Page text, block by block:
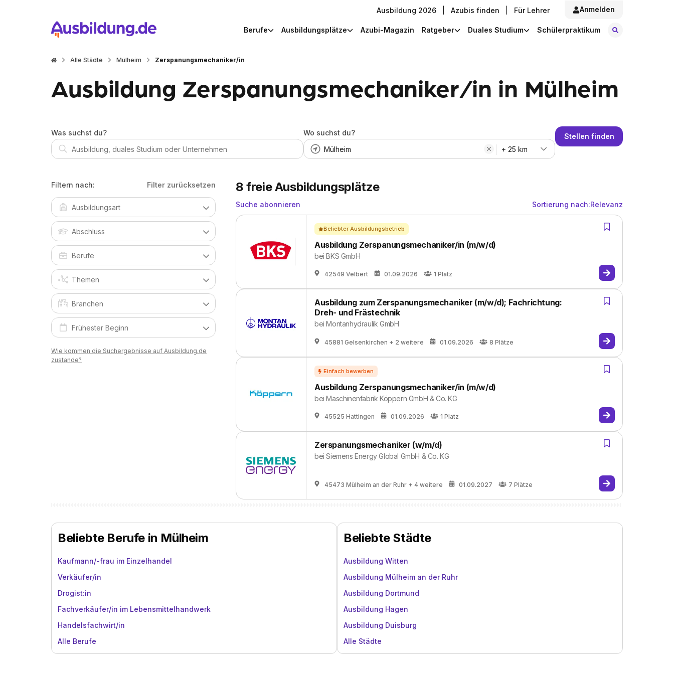
Ausbildung 2026 Azubis finden Für Lehrer Anmelden
Berufe Ausbildungsplätze Azubi-Magazin Ratgeber Duales Studium Schülerpraktikum
Alle Städte Mülheim Zerspanungsmechaniker/in
Ausbildung Zerspanungsmechaniker/in in Mülheim
Was suchst du?
Wo suchst du?
+ 25 km
Stellen finden
Filtern nach: Filter zurücksetzen
Wie kommen die Suchergebnisse auf Ausbildung.de
zustande?
8 freie Ausbildungsplätze
Suche abonnieren Sortierung nach:Relevanz
Ausbildung Zerspanungsmechaniker/in (m/w/d)
beiBKS GmbH
42549 Velbert 01.09.2026 1 Platz
Beliebter Ausbildungsbetrieb
Ausbildung zum Zerspanungsmechaniker (m/w/d); Fachrichtung:
Dreh- und Frästechnik
beiMontanhydraulik GmbH
45881 Gelsenkirchen + 2 weitere 01.09.2026 8 Plätze
Ausbildung Zerspanungsmechaniker/in (m/w/d)
beiMaschinenfabrik Köppern GmbH & Co. KG
45525 Hattingen 01.09.2026 1 Platz
Zerspanungsmechaniker (w/m/d)
beiSiemens Energy Global GmbH & Co. KG
45473 Mülheim an der Ruhr + 4 weitere 01.09.2027 7 Plätze
Beliebte Berufe in Mülheim
Kaufmann/-frau im Einzelhandel
Verkäufer/in
Drogist:in
Fachverkäufer/in im Lebensmittelhandwerk
Handelsfachwirt/in
Alle Berufe
Beliebte Städte
Ausbildung Witten
Ausbildung Mülheim an der Ruhr
Ausbildung Dortmund
Ausbildung Hagen
Ausbildung Duisburg
Alle Städte